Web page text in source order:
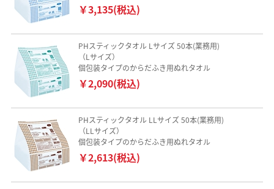
￥3,135(税込)
PHスティックタオル Lサイズ 50本(業務用)
（Lサイズ）
個包装タイプのからだふき用ぬれタオル
￥2,090(税込)
PHスティックタオル LLサイズ 50本(業務用)
（LLサイズ）
個包装タイプのからだふき用ぬれタオル
￥2,613(税込)